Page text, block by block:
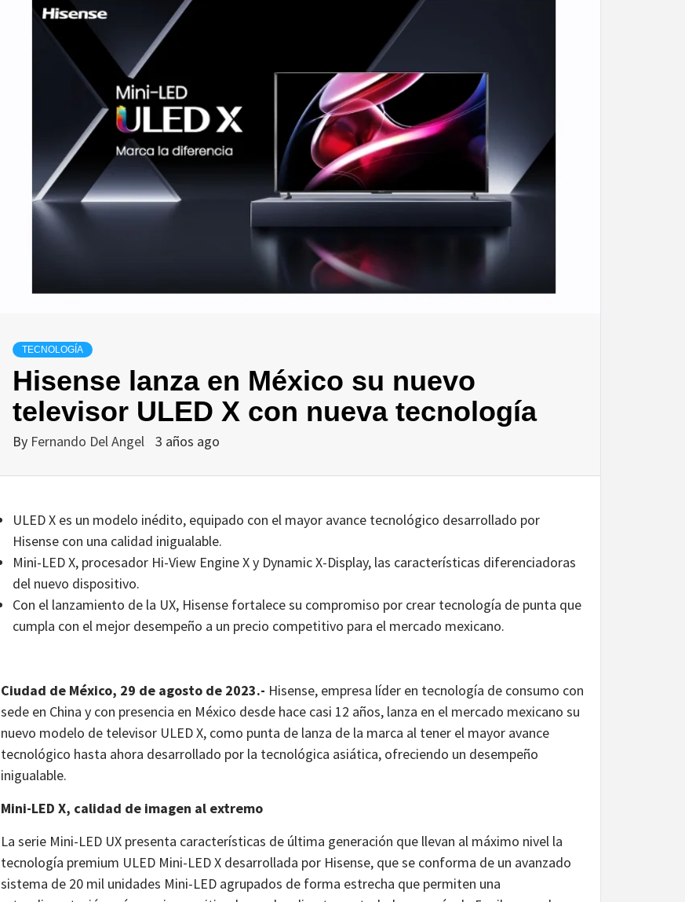
TECNOLOGÍA
Hisense lanza en México su nuevo
televisor ULED X con nueva tecnología
By Fernando Del Angel 3 años ago
ULED X es un modelo inédito, equipado con el mayor avance tecnológico desarrollado por
Hisense con una calidad inigualable.
Mini-LED X, procesador Hi-View Engine X y Dynamic X-Display, las características diferenciadoras
del nuevo dispositivo.
Con el lanzamiento de la UX, Hisense fortalece su compromiso por crear tecnología de punta que
cumpla con el mejor desempeño a un precio competitivo para el mercado mexicano.
Ciudad de México, 29 de agosto de 2023.- Hisense, empresa líder en tecnología de consumo con
sede en China y con presencia en México desde hace casi 12 años, lanza en el mercado mexicano su
nuevo modelo de televisor ULED X, como punta de lanza de la marca al tener el mayor avance
tecnológico hasta ahora desarrollado por la tecnológica asiática, ofreciendo un desempeño
inigualable.
Mini-LED X, calidad de imagen al extremo
La serie Mini-LED UX presenta características de última generación que llevan al máximo nivel la
tecnología premium ULED Mini-LED X desarrollada por Hisense, que se conforma de un avanzado
sistema de 20 mil unidades Mini-LED agrupados de forma estrecha que permiten una